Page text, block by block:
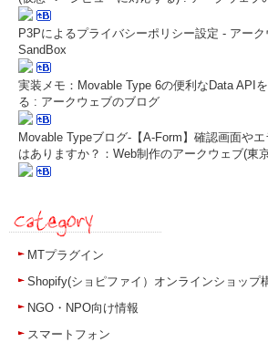
P3Pによるプライバシーポリシー設定 - アー
SandBox
実装メモ：Movable Type 6の便利なData API
る : アークウェブのブログ
Movable Typeブログ-【A-Form】確認画面や
はありますか？：Web制作のアークウェブ(東
MTプラグイン
Shopify(ショピファイ）オンラインショップ
NGO・NPO向け情報
スマートフォン